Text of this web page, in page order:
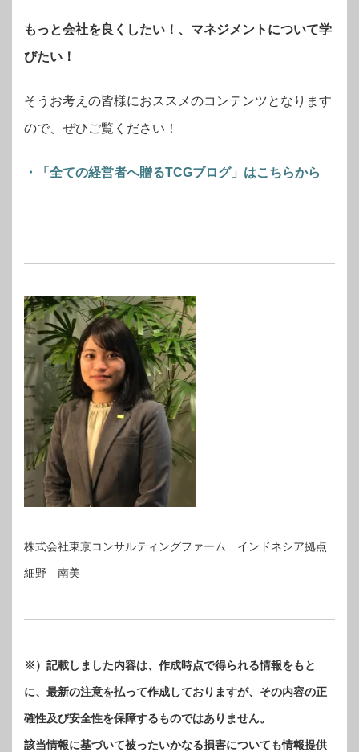
もっと会社を良くしたい！、マネジメントについて学
びたい！
そうお考えの皆様におススメのコンテンツとなります
ので、ぜひご覧ください！
・「全ての経営者へ贈るTCGブログ」はこちらから
株式会社東京コンサルティングファーム インドネシア拠点
細野 南美
※）記載しました内容は、作成時点で得られる情報をもと
に、最新の注意を払って作成しておりますが、その内容の正
確性及び安全性を保障するものではありません。
該当情報に基づいて被ったいかなる損害についても情報提供